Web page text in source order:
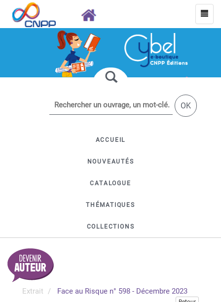
OK
ACCUEIL
NOUVEAUTÉS
CATALOGUE
THÉMATIQUES
COLLECTIONS
Extrait Face au Risque n° 598 - Décembre 2023